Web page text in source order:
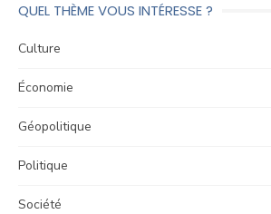
QUEL THÈME VOUS INTÉRESSE ?
Culture
Économie
Géopolitique
Politique
Société